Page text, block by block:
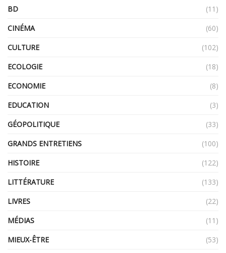
BD
(11)
CINÉMA
(60)
CULTURE
(102)
ECOLOGIE
(18)
ECONOMIE
(8)
EDUCATION
(3)
GÉOPOLITIQUE
(33)
GRANDS ENTRETIENS
(100)
HISTOIRE
(122)
LITTÉRATURE
(133)
LIVRES
(22)
MÉDIAS
(11)
MIEUX-ÊTRE
(53)